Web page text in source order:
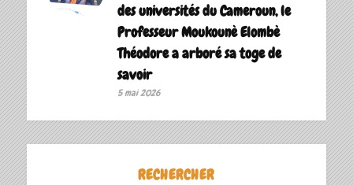
des universités du Cameroun, le
Professeur Moukounè Elombè
Théodore a arboré sa toge de
savoir ‎
5 mai 2026
RECHERCHER